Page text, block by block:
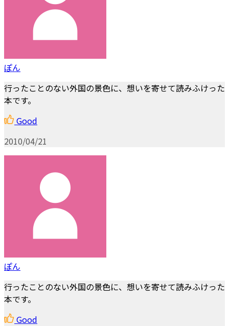
ぽん
行ったことのない外国の景色に、想いを寄せて読みふけった
本です。
Good
2010/04/21
ぽん
行ったことのない外国の景色に、想いを寄せて読みふけった
本です。
Good